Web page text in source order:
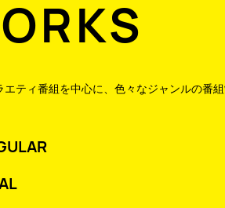
エティ番組を中心に、色々なジャンルの番